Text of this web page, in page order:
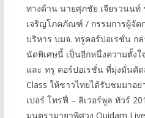
ทางด้าน นายศุภชัย เจียรวนนท์
เจริญโภคภัณฑ์ / กรรมการผู้จั
บริหาร บมจ. ทรูคอร์ปอเรชั่น ก
นัดพิเศษนี้ เป็นอีกหนึ่งความตั้ง
และ ทรู คอร์ปอเรชั่น ที่มุ่งมั่นคั
Class ให้ชาวไทยได้รับชมมาอย่
เปอร์ โทรฟี่ – ลิเวอร์พูล ทัวร์
มนตรามายาพิศวง Quidam